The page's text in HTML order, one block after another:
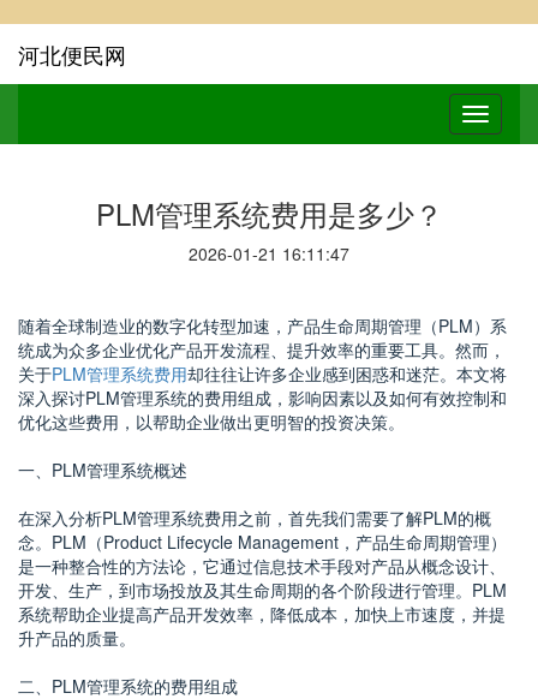
河北便民网
PLM管理系统费用是多少？
2026-01-21 16:11:47
随着全球制造业的数字化转型加速，产品生命周期管理（PLM）系
统成为众多企业优化产品开发流程、提升效率的重要工具。然而，
关于PLM管理系统费用却往往让许多企业感到困惑和迷茫。本文将
深入探讨PLM管理系统的费用组成，影响因素以及如何有效控制和
优化这些费用，以帮助企业做出更明智的投资决策。
一、PLM管理系统概述
在深入分析PLM管理系统费用之前，首先我们需要了解PLM的概
念。PLM（Product Lifecycle Management，产品生命周期管理）
是一种整合性的方法论，它通过信息技术手段对产品从概念设计、
开发、生产，到市场投放及其生命周期的各个阶段进行管理。PLM
系统帮助企业提高产品开发效率，降低成本，加快上市速度，并提
升产品的质量。
二、PLM管理系统的费用组成